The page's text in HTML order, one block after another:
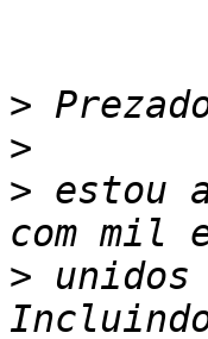
>
>
> estou
> unidos